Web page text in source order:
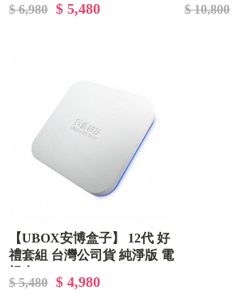
$ 6,980 $ 5,480 $ 10,800
【UBOX安博盒子】 12代 好
禮套組 台灣公司貨 純淨版 電
$ 5,480 $ 4,980